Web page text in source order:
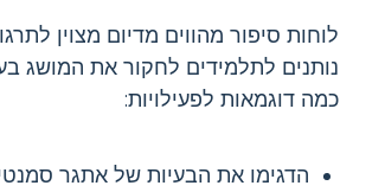
לוחות סיפור מהווים מדיום מצוין
נותנים לתלמידים לחקור את המושג
כמה דוגמאות לפעילויות:
הדגימו את הבעיות של אתגר